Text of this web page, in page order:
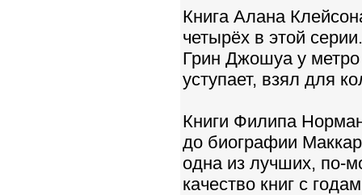
Книга Алана
четырёх в этой
Грин Джошуа у метро
уступает, взял для
Книги Филипа
до биографии
одна из лучших, по-
качество книг с